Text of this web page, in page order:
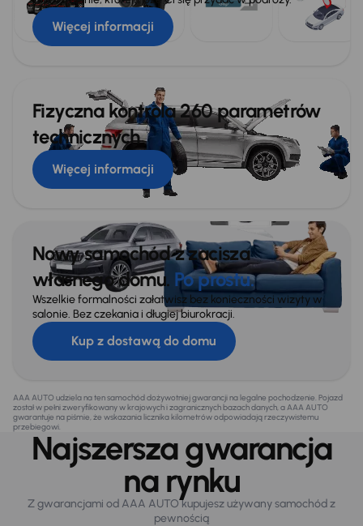
Więcej informacji
Fizyczna kontrola 260 parametrów
technicznych
Więcej informacji
Nowy samochód z zacisza
własnego domu. Po prostu.
Wszelkie formalności załatwisz bez konieczności wizyty w
salonie. Bez czekania i długiej biurokracji.
Kup z dostawą do domu
AAA AUTO udziela na ten samochód dożywotniej gwarancji na legalne pochodzenie. Pojazd
został w pełni zweryfikowany w krajowych i zagranicznych bazach danych, a AAA AUTO
gwarantuje na piśmie, że wskazania licznika kilometrów odpowiadają rzeczywistemu
przebiegowi.
Najszersza gwarancja
na rynku
Z gwarancjami od AAA AUTO kupujesz używany samochód z
pewnością